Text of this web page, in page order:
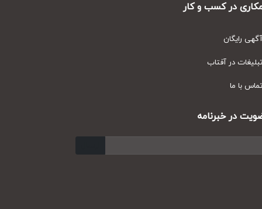
در کسب و کار
رایگان
در آفتاب
با ما
در خبرنامه